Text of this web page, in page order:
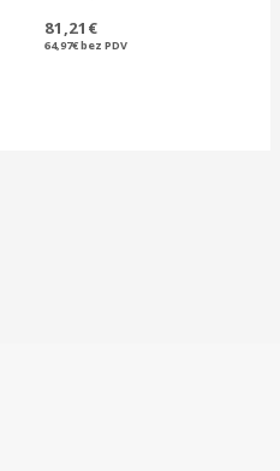
81,21 €
64,97€bez PDV